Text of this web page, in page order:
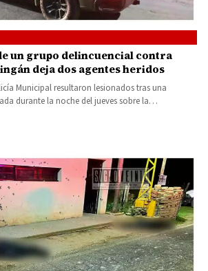
un grupo delincuencial contra
deja dos agentes heridos
Municipal resultaron lesionados tras una
durante la noche del jueves sobre la…